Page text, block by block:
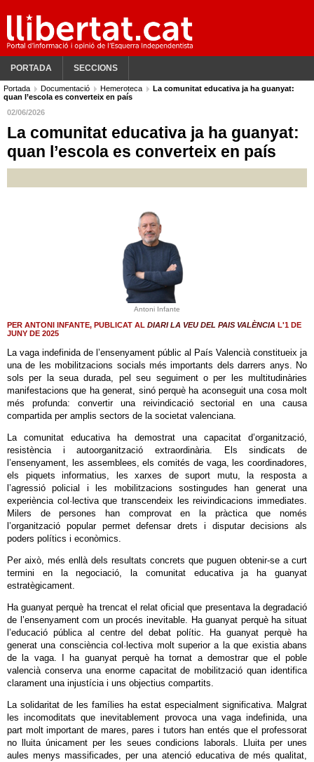
PORTADA SECCIONS
Portada Documentació Hemeroteca
La comunitat educativa ja ha guanyat:
quan l’escola es converteix en país
02/06/2026
La comunitat educativa ja ha guanyat:
quan l’escola es converteix en país
Antoni Infante
PER ANTONI INFANTE, PUBLICAT AL DIARI LA VEU DEL PAIS VALÈNCIA L'1 DE
JUNY DE 2025
La vaga indefinida de l’ensenyament públic al País Valencià constitueix ja
una de les mobilitzacions socials més importants dels darrers anys. No
sols per la seua durada, pel seu seguiment o per les multitudinàries
manifestacions que ha generat, sinó perquè ha aconseguit una cosa molt
més profunda: convertir una reivindicació sectorial en una causa
compartida per amplis sectors de la societat valenciana.
La comunitat educativa ha demostrat una capacitat d’organització,
resistència i autoorganització extraordinària. Els sindicats de
l’ensenyament, les assemblees, els comités de vaga, les coordinadores,
els piquets informatius, les xarxes de suport mutu, la resposta a
l’agressió policial i les mobilitzacions sostingudes han generat una
experiència col·lectiva que transcendeix les reivindicacions immediates.
Milers de persones han comprovat en la pràctica que només
l’organització popular permet defensar drets i disputar decisions als
poders polítics i econòmics.
Per això, més enllà dels resultats concrets que puguen obtenir-se a curt
termini en la negociació, la comunitat educativa ja ha guanyat
estratègicament.
Ha guanyat perquè ha trencat el relat oficial que presentava la degradació
de l’ensenyament com un procés inevitable. Ha guanyat perquè ha situat
l’educació pública al centre del debat polític. Ha guanyat perquè ha
generat una consciència col·lectiva molt superior a la que existia abans
de la vaga. I ha guanyat perquè ha tornat a demostrar que el poble
valencià conserva una enorme capacitat de mobilització quan identifica
clarament una injustícia i uns objectius compartits.
La solidaritat de les famílies ha estat especialment significativa. Malgrat
les incomoditats que inevitablement provoca una vaga indefinida, una
part molt important de mares, pares i tutors han entés que el professorat
no lluita únicament per les seues condicions laborals. Lluita per unes
aules menys massificades, per una atenció educativa de més qualitat,